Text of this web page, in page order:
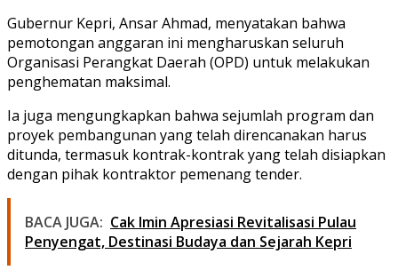
Gubernur Kepri, Ansar Ahmad, menyatakan bahwa
pemotongan anggaran ini mengharuskan seluruh
Organisasi Perangkat Daerah (OPD) untuk melakukan
penghematan maksimal.
Ia juga mengungkapkan bahwa sejumlah program dan
proyek pembangunan yang telah direncanakan harus
ditunda, termasuk kontrak-kontrak yang telah disiapkan
dengan pihak kontraktor pemenang tender.
BACA JUGA: Cak Imin Apresiasi Revitalisasi Pulau
Penyengat, Destinasi Budaya dan Sejarah Kepri